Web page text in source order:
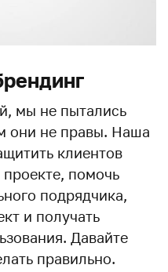
мы не пытались
они не правы. Наша
клиентов
помочь
подрядчика,
и получать
Давайте
правильно.